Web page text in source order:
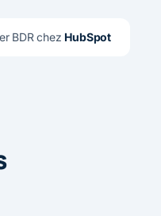
BDR chez HubSpot